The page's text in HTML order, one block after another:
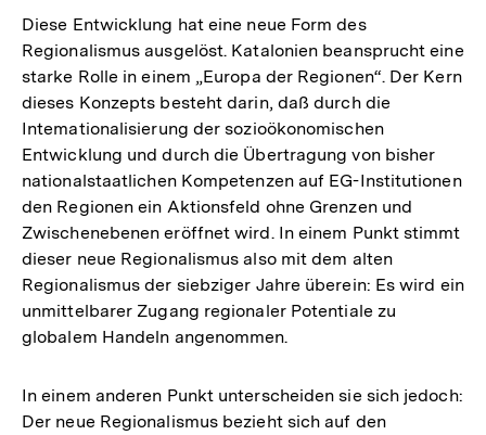
der
Fußnote
Diese Entwicklung hat eine neue Form des
Regionalismus ausgelöst. Katalonien beansprucht eine
starke Rolle in einem „Europa der Regionen“. Der Kern
dieses Konzepts besteht darin, daß durch die
Intemationalisierung der sozioökonomischen
Entwicklung und durch die Übertragung von bisher
nationalstaatlichen Kompetenzen auf EG-Institutionen
den Regionen ein Aktionsfeld ohne Grenzen und
Zwischenebenen eröffnet wird. In einem Punkt stimmt
dieser neue Regionalismus also mit dem alten
Regionalismus der siebziger Jahre überein: Es wird ein
unmittelbarer Zugang regionaler Potentiale zu
globalem Handeln angenommen.
In einem anderen Punkt unterscheiden sie sich jedoch:
Der neue Regionalismus bezieht sich auf den